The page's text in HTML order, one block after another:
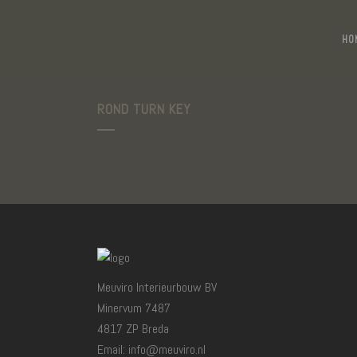
ROND TURN KEY
Meuviro Interieurbouw BV
Minervum 7487
4817 ZP Breda
Email: info@meuviro.nl